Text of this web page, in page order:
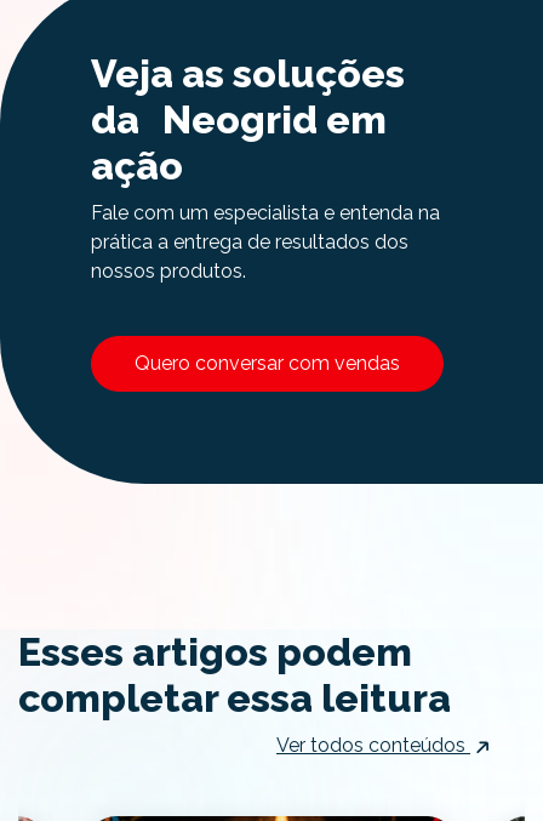
Veja as soluções
da Neogrid em
ação
Fale com um especialista e entenda na
prática a entrega de resultados dos
nossos produtos.
Quero conversar com vendas
Esses artigos podem
completar essa leitura
Ver todos conteúdos